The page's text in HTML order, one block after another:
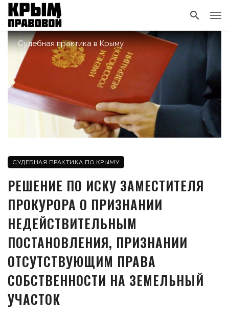
Судебная практика в Крыму
СУДЕБНАЯ ПРАКТИКА ПО КРЫМУ
РЕШЕНИЕ ПО ИСКУ ЗАМЕСТИТЕЛЯ
ПРОКУРОРА О ПРИЗНАНИИ
НЕДЕЙСТВИТЕЛЬНЫМ
ПОСТАНОВЛЕНИЯ, ПРИЗНАНИИ
ОТСУТСТВУЮЩИМ ПРАВА
СОБСТВЕННОСТИ НА ЗЕМЕЛЬНЫЙ
УЧАСТОК